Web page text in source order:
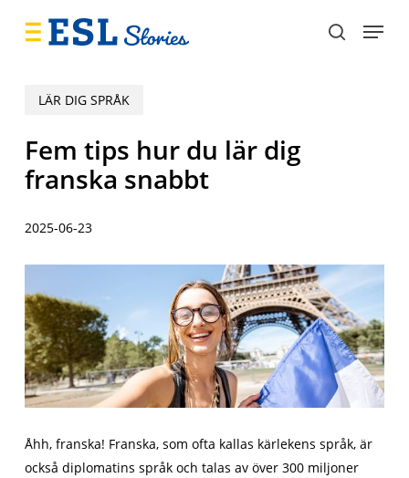
search
Menu
LÄR DIG SPRÅK
Fem tips hur du lär dig
franska snabbt
2025-06-23
Åhh, franska! Franska, som ofta kallas kärlekens språk, är
också diplomatins språk och talas av över 300 miljoner